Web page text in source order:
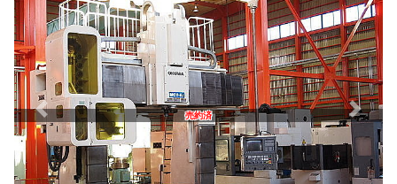
売約済
Previous Next